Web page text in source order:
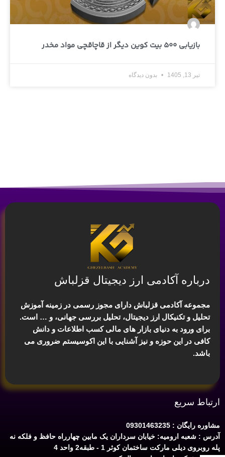
بازیابی 500 بیت کوین دیگر از قاچاقچی مواد مخدر
تیر 13, 1405 بدون دیدگاه
درباره آکادمی ارز دیجیتال قزلباش
مجموعه آکادمی قزلباش دارای مجوز رسمی در زمینه آموزش
تحلیل و تکنیکال ارز دیجیتال، تحلیل بررسی جهانی، و … است.
برای ورود به دنیای بازار های مالی کسب اطلاعات و دانش
کافی در این حوزه و نیز آشنایی با این اکوسیستم ضروری می
باشد.
ارتباط سریع
مشاوره رایگان : 09301463235
آدرس : شعبه ارومیه: خیابان سرداران یک مابین چهارراه حافظ و فلکه نه
پله روبروی دیلی مارکت ساختمان کوثر 1 - طبقه2 واحد 4